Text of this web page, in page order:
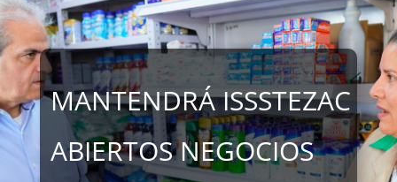
MANTENDRÁ ISSSTEZAC
ABIERTOS NEGOCIOS